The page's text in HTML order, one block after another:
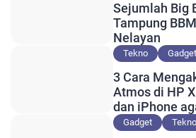
Sejumlah Big
Tampung
Nelayan
Tekno Gadget
3 Cara
Atmos di HP
dan iPhone
Lebih
Gadget Tekno